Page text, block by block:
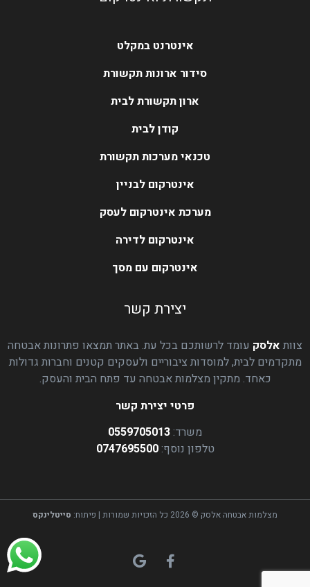
אינטרנט במקלט
סידור ארונות תקשורת
ארון תקשורת לבית
קודן לבית
טכנאי מערכות תקשורת
אינטרקום לבניין
מערכת אינטרקום לעסק
אינטרקום לדירה
אינטרקום עם מסך
יצירת קשר
צוות אלסק עומד לרשותכם בכל עת. באתר תמצאו פתרונות אבטחה
מתקדמים לבית, למוסדות ציבוריים ולעסקים קטנים וחברות גדולות
כאחד. מתקין מצלמות אבטחה עד פתח הבית והעסק.
פרטי יצירת קשר
משרד:0559705013
טלפון נוסף:0747695500
מצלמות אבטחה אלסק © 2026 כל הזכויות שמורות | פיתוח: סייטלינקס